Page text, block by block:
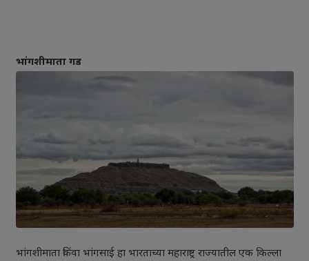
भांगशीमाता गड
भांगशीमाता किंवा भांगसाई हा भारताच्या महाराष्ट्र राज्यातील एक किल्ला